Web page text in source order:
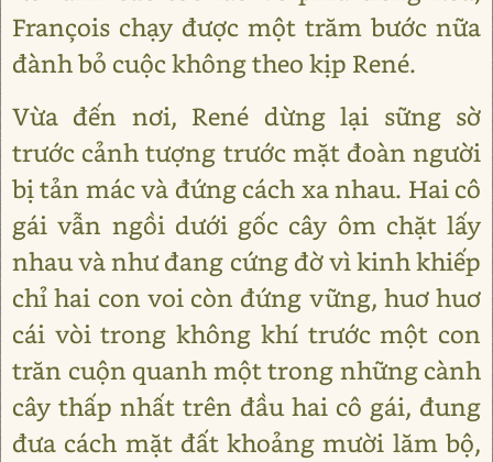
François chạy được một trăm bước nữa
đành bỏ cuộc không theo kịp René.
Vừa đến nơi, René dừng lại sững sờ
trước cảnh tượng trước mặt đoàn người
bị tản mác và đứng cách xa nhau. Hai cô
gái vẫn ngồi dưới gốc cây ôm chặt lấy
nhau và như đang cứng đờ vì kinh khiếp
chỉ hai con voi còn đứng vững, huơ huơ
cái vòi trong không khí trước một con
trăn cuộn quanh một trong những cành
cây thấp nhất trên đầu hai cô gái, đung
đưa cách mặt đất khoảng mười lăm bộ,